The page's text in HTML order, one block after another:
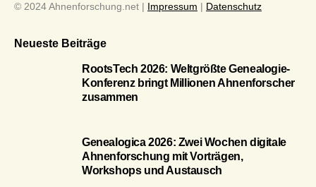
© 2024 Ahnenforschung.net | Impressum | Datenschutz
Neueste Beiträge
RootsTech 2026: Weltgrößte Genealogie-
Konferenz bringt Millionen Ahnenforscher
zusammen
Genealogica 2026: Zwei Wochen digitale
Ahnenforschung mit Vorträgen,
Workshops und Austausch